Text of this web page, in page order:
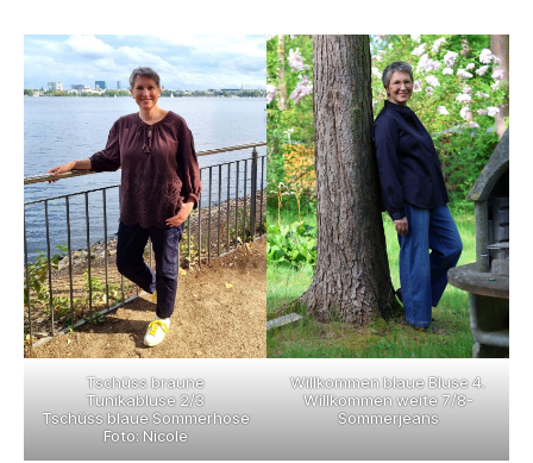
Tschüss braune
Tunikabluse 2/3
Tschüss blaue Sommerhose
Foto: Nicole
Willkommen blaue Bluse 4.
Willkommen weite 7/8-
Sommerjeans